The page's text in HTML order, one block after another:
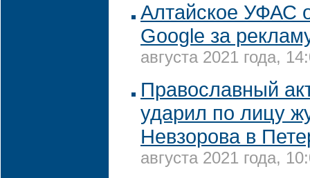
Алтайское УФАС
Google за
августа 2021 года,
Православный
ударил по лицу
Невзорова в
августа 2021 года,